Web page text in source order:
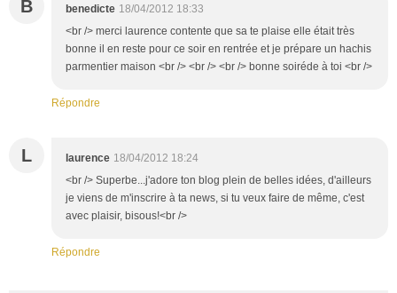
B benedicte 18/04/2012 18:33
<br /> merci laurence contente que sa te plaise elle était très
bonne il en reste pour ce soir en rentrée et je prépare un hachis
parmentier maison <br /> <br /> <br /> bonne soiréde à toi <br />
Répondre
L laurence 18/04/2012 18:24
<br /> Superbe...j'adore ton blog plein de belles idées, d'ailleurs
je viens de m'inscrire à ta news, si tu veux faire de même, c'est
avec plaisir, bisous!<br />
Répondre